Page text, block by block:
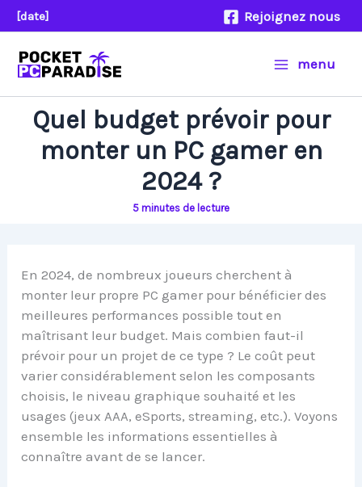
Aller
au
contenu
[date] Rejoignez nous
menu
Quel budget prévoir pour
monter un PC gamer en
2024 ?
5 minutes de lecture
En 2024, de nombreux joueurs cherchent à
monter leur propre PC gamer pour bénéficier des
meilleures performances possible tout en
maîtrisant leur budget. Mais combien faut-il
prévoir pour un projet de ce type ? Le coût peut
varier considérablement selon les composants
choisis, le niveau graphique souhaité et les
usages (jeux AAA, eSports, streaming, etc.). Voyons
ensemble les informations essentielles à
connaître avant de se lancer.